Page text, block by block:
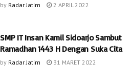
by Radar Jatim 2 APRIL 2022
SMP IT Insan Kamil Sidoarjo Sambut
Ramadhan 1443 H Dengan Suka Cita
by Radar Jatim 31 MARET 2022